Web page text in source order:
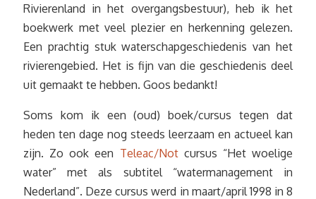
Rivierenland in het overgangsbestuur), heb ik het
boekwerk met veel plezier en herkenning gelezen.
Een prachtig stuk waterschapgeschiedenis van het
rivierengebied. Het is fijn van die geschiedenis deel
uit gemaakt te hebben. Goos bedankt!
Soms kom ik een (oud) boek/cursus tegen dat
heden ten dage nog steeds leerzaam en actueel kan
zijn. Zo ook een Teleac/Notcursus “Het woelige
water” met als subtitel “watermanagement in
Nederland”. Deze cursus werd in maart/april 1998 in 8